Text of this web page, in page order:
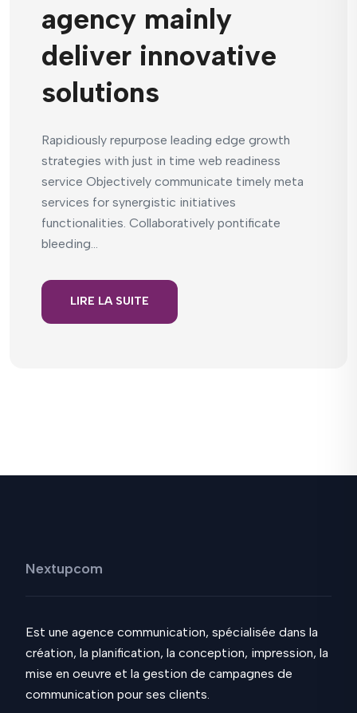
agency mainly
deliver innovative
solutions
Rapidiously repurpose leading edge growth
strategies with just in time web readiness
service Objectively communicate timely meta
services for synergistic initiatives
functionalities. Collaboratively pontificate
bleeding...
LIRE LA SUITE
Nextupcom
Est une agence communication, spécialisée dans la
création, la planification, la conception, impression, la
mise en oeuvre et la gestion de campagnes de
communication pour ses clients.